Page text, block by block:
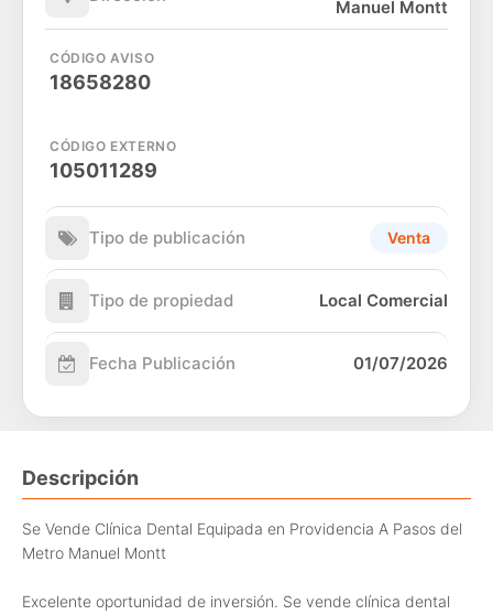
Manuel Montt
CÓDIGO AVISO
18658280
CÓDIGO EXTERNO
105011289
Tipo de publicación Venta
Tipo de propiedad Local Comercial
Fecha Publicación 01/07/2026
Descripción
Se Vende Clínica Dental Equipada en Providencia A Pasos del
Metro Manuel Montt
Excelente oportunidad de inversión. Se vende clínica dental